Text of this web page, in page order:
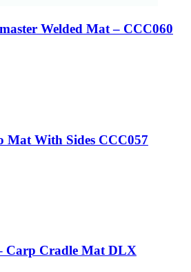
Welded Mat – CCC060
Mat With Sides CCC057
Carp Cradle Mat DLX